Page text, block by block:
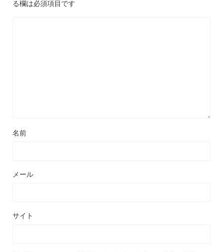
る欄は必須項目です
名前
メール
サイト